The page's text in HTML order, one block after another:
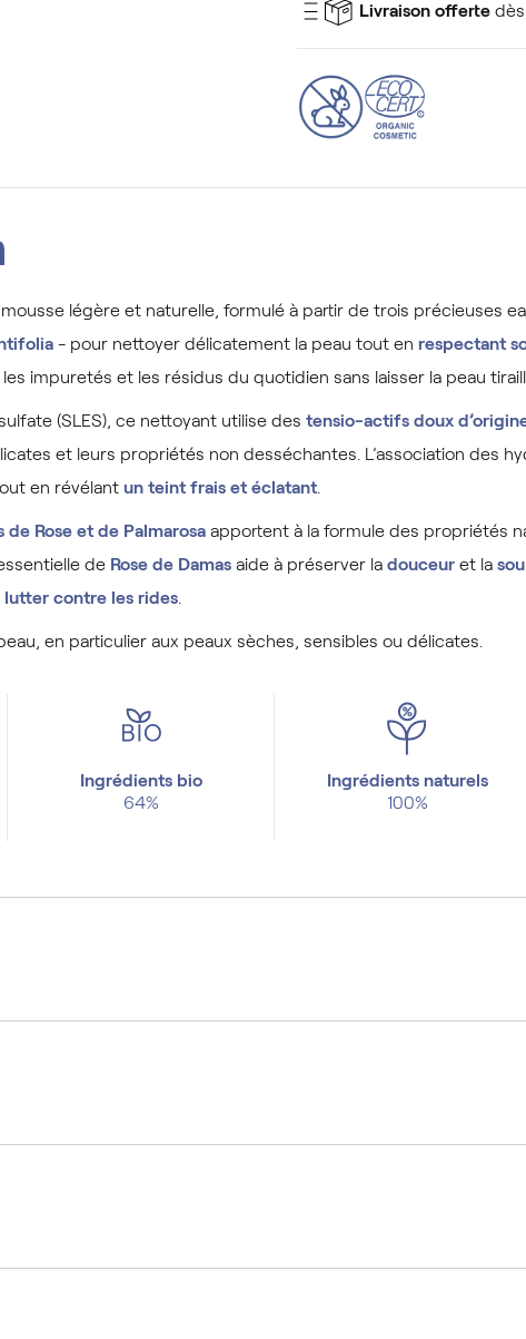
Livraison offerte
légère et naturelle, formulé à partir de trois précieuses
- pour nettoyer délicatement la peau tout en respectant
impuretés et les résidus du quotidien sans laisser la peau
(SLES), ce nettoyant utilise des tensio-actifs doux
et leurs propriétés non desséchantes. L’association des
en révélant un teint frais et éclatant.
de Rose et de Palmarosaapportent à la formule des propriétés
de Rose de Damasaide à préserver la douceuret la
contre les rides.
en particulier aux peaux sèches, sensibles ou délicates.
Ingrédients bio
64%
Ingrédients naturels
100%